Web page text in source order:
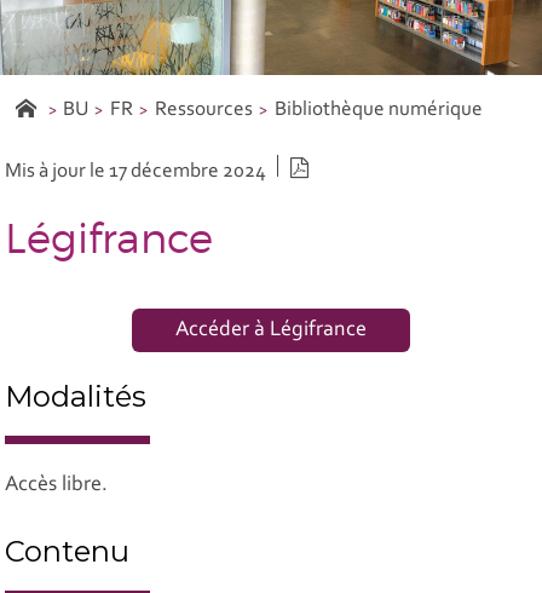
BU FR Ressources Bibliothèque numérique
Mis à jour le 17 décembre 2024
Légifrance
Accéder à Légifrance
Modalités
Accès libre.
Contenu